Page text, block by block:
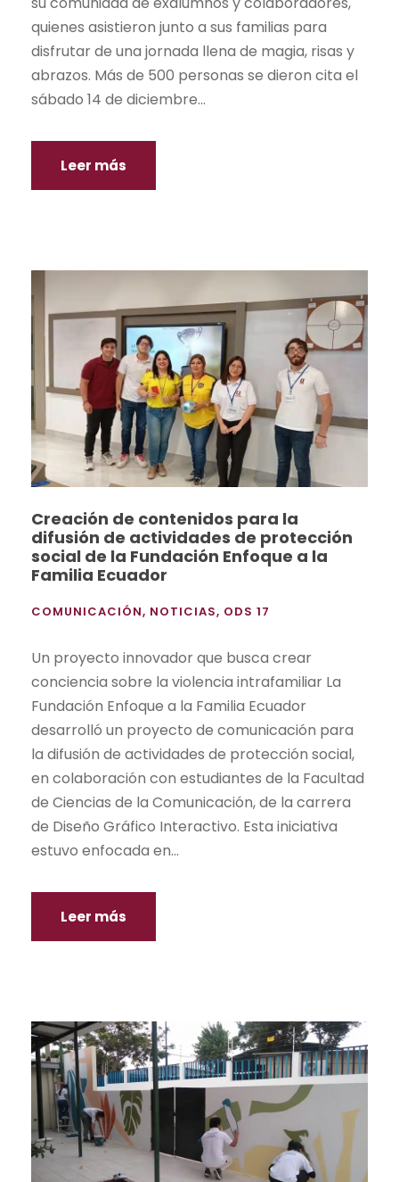
quienes asistieron junto a sus familias para
disfrutar de una jornada llena de magia, risas y
abrazos. Más de 500 personas se dieron cita el
sábado 14 de diciembre...
Leer más
Creación de contenidos para la
difusión de actividades de protección
social de la Fundación Enfoque a la
Familia Ecuador
COMUNICACIÓN, NOTICIAS, ODS 17
Un proyecto innovador que busca crear
conciencia sobre la violencia intrafamiliar La
Fundación Enfoque a la Familia Ecuador
desarrolló un proyecto de comunicación para
la difusión de actividades de protección social,
en colaboración con estudiantes de la Facultad
de Ciencias de la Comunicación, de la carrera
de Diseño Gráfico Interactivo. Esta iniciativa
estuvo enfocada en...
Leer más